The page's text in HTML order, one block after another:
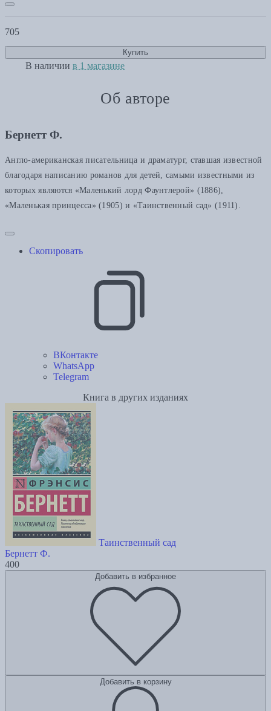
705
Купить
В наличии в 1 магазине
Об авторе
Бернетт Ф.
Англо-американская писательница и драматург, ставшая известной
благодаря написанию романов для детей, самыми известными из
которых являются «Маленький лорд Фаунтлерой» (1886),
«Маленькая принцесса» (1905) и «Таинственный сад» (1911).
Скопировать
ВКонтакте
WhatsApp
Telegram
Книга в других изданиях
Таинственный сад
Бернетт Ф.
400
Добавить в избранное
Добавить в корзину